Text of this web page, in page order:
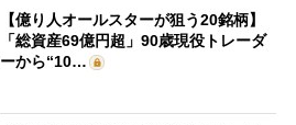
【億り人オールスターが狙う20銘柄】
「総資産69億円超」90歳現役トレーダ
ーから“10…